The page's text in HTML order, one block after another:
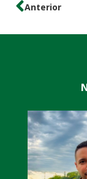
Anterior